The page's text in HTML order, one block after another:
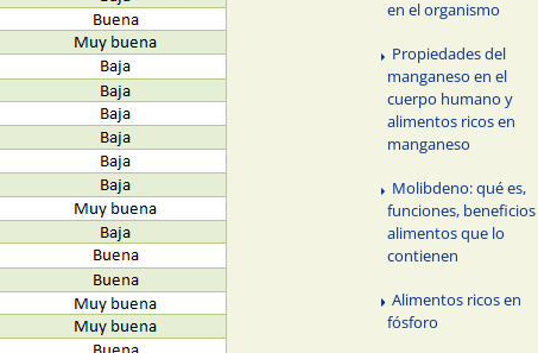
en el organismo
Propiedades del
manganeso en el
cuerpo humano y
alimentos ricos en
manganeso
Molibdeno: qué es,
funciones,
alimentos que lo
contienen
Alimentos ricos en
fósforo